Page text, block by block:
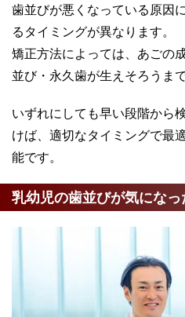
歯並びが悪くなっている原因
るタイミングが異なります。
矯正方法によっては、あごの
並び・永久歯が生えそろうま
いずれにしても早い段階から
けば、適切なタイミングで最
能です。
乳幼児の歯並びが気にな